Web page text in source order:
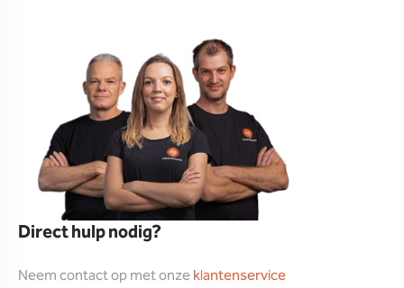
Direct hulp nodig?
Neem contact op met onzeklantenservice